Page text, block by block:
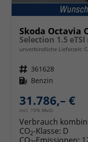
Skoda Octavia
unverbindliche Lieferzeit:
Fahrzeugnr. 361628
Kraftstoff Benzin
31.786,– €
incl. 19% MwSt.
Verbrauch
CO2-Klasse: D